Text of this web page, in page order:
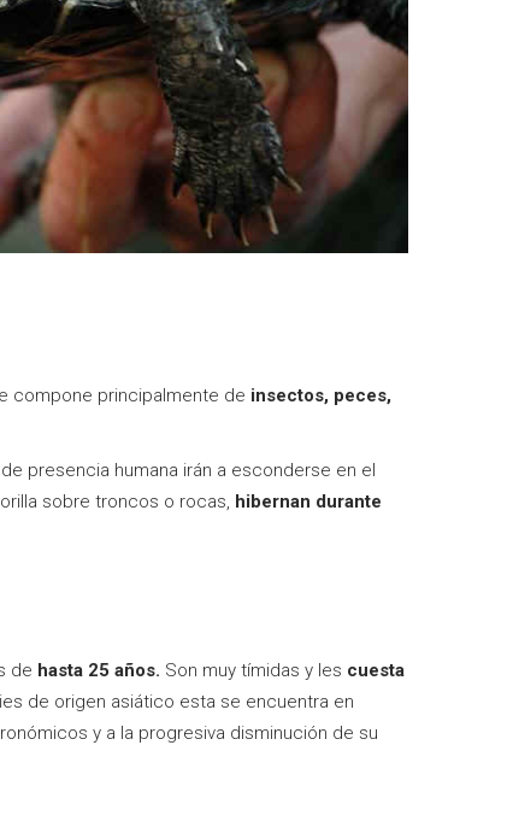
compone principalmente de insectos, peces,
presencia humana irán a esconderse en el
sobre troncos o rocas, hibernan durante
de hasta 25 años. Son muy tímidas y les cuesta
de origen asiático esta se encuentra en
y a la progresiva disminución de su